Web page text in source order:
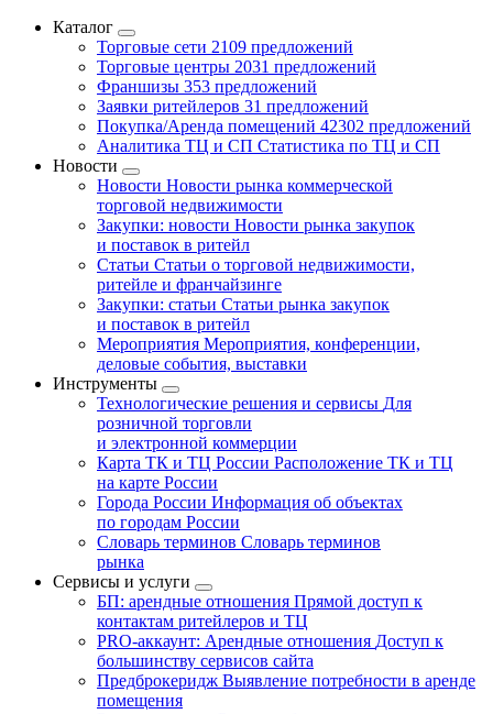
Каталог
Торговые сети 2109 предложений
Торговые центры 2031 предложений
Франшизы 353 предложений
Заявки ритейлеров 31 предложений
Покупка/Аренда помещений 42302 предложений
Аналитика ТЦ и СП Статистика по ТЦ и СП
Новости
Новости Новости рынка коммерческой
торговой недвижимости
Закупки: новости Новости рынка закупок
и поставок в ритейл
Статьи Статьи о торговой недвижимости,
ритейле и франчайзинге
Закупки: статьи Статьи рынка закупок
и поставок в ритейл
Мероприятия Мероприятия, конференции,
деловые события, выставки
Инструменты
Технологические решения и сервисы Для
розничной торговли
и электронной коммерции
Карта ТК и ТЦ России Расположение ТК и ТЦ
на карте России
Города России Информация об объектах
по городам России
Словарь терминов Словарь терминов
рынка
Сервисы и услуги
БП: арендные отношения Прямой доступ к
контактам ритейлеров и ТЦ
PRO-аккаунт: Арендные отношения Доступ к
большинству сервисов сайта
Предброкеридж Выявление потребности в аренде
помещения